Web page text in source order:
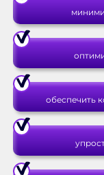
обеспечить